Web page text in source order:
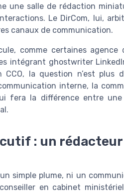
une salle de rédaction
Le DirCom, lui,
canaux de communication.
comme certaines agence
intégrant ghostwriter
la question n’est plus
interne, la
fera la différence entre
: un rédacteur
simple plume, ni un
en cabinet